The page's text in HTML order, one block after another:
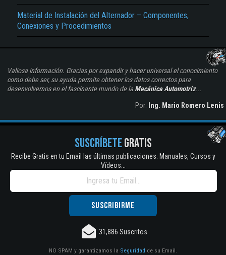
Material de Instalación del Alternador – Componentes,
Conexiones y Procedimientos
Valiosa información. Gracias por expandir y hacer universal el conocimiento
como debe ser, su ayuda permite obtener los datos correctos para
desenvolvernos en el fascinante mundo de la Mecánica Automotriz...
Por: Ing. Mario Romero Lenis
SUSCRÍBETEGRATIS
Recibe Gratis en tu Email las últimas publicaciones. Manuales, Cursos y
Vídeos...
31,886 Suscritos
NO SPAM y garantizamos la Seguridad de su Email.